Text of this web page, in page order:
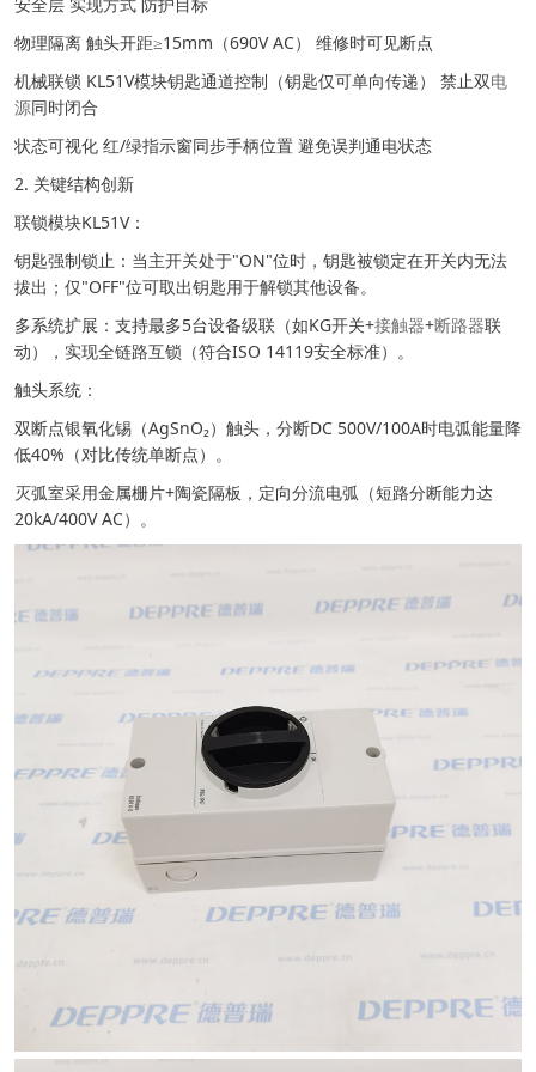
物理隔离 触头开距≥15mm（690V AC） 维修时可见断点
机械联锁 KL51V模块钥匙通道控制（钥匙仅可单向传递） 禁止双电
源同时闭合
状态可视化 红/绿指示窗同步手柄位置 避免误判通电状态
2. 关键结构创新
联锁模块KL51V：
钥匙强制锁止：当主开关处于"ON"位时，钥匙被锁定在开关内无法
拔出；仅"OFF"位可取出钥匙用于解锁其他设备。
多系统扩展：支持最多5台设备级联（如KG开关+接触器+断路器联
动），实现全链路互锁（符合ISO 14119安全标准）。
触头系统：
双断点银氧化锡（AgSnO₂）触头，分断DC 500V/100A时电弧能量降
低40%（对比传统单断点）。
灭弧室采用金属栅片+陶瓷隔板，定向分流电弧（短路分断能力达
20kA/400V AC）。